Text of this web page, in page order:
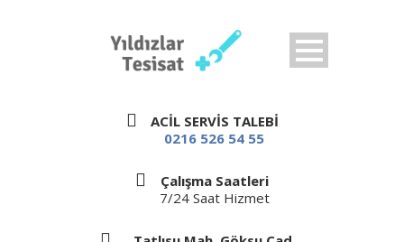
ACİL SERVİS TALEBİ
0216 526 54 55
Çalışma Saatleri
7/24 Saat Hizmet